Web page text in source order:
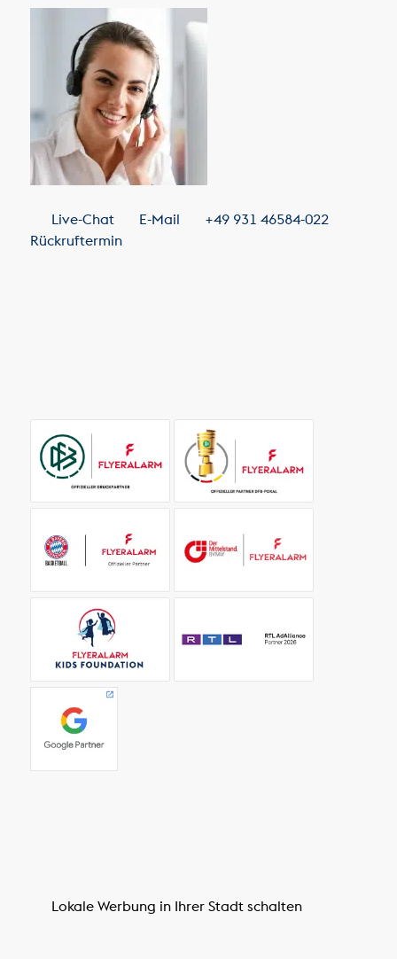
Live-Chat E-Mail
+49 931 46584-022
Rückruftermin
Lokale Werbung in Ihrer Stadt schalten